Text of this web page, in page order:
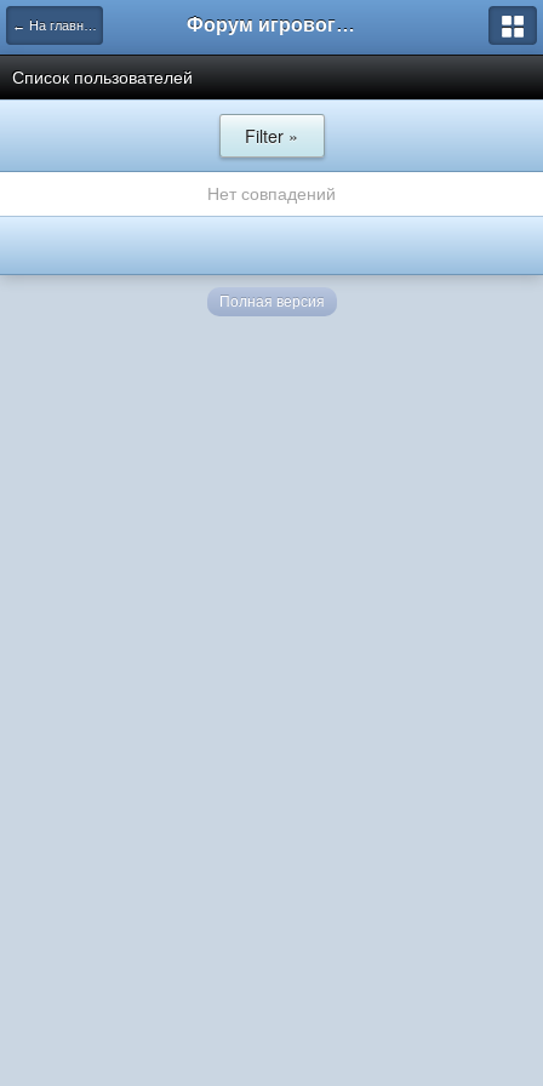
← На главную Форум игрового проекта Riverrise
Список пользователей
Filter »
Нет совпадений
Полная версия